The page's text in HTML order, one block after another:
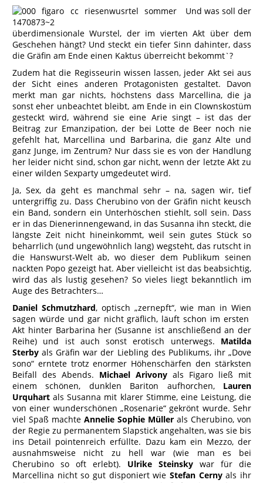
Und was soll der
überdimensionale Wurstel, der im vierten Akt über dem
Geschehen hängt? Und steckt ein tiefer Sinn dahinter, dass
die Gräfin am Ende einen Kaktus überreicht bekommt`?
Zudem hat die Regisseurin wissen lassen, jeder Akt sei aus
der Sicht eines anderen Protagonisten gestaltet. Davon
merkt man gar nichts, höchstens dass Marcellina, die ja
sonst eher unbeachtet bleibt, am Ende in ein Clownskostüm
gesteckt wird, während sie eine Arie singt – ist das der
Beitrag zur Emanzipation, der bei Lotte de Beer noch nie
gefehlt hat, Marcellina und Barbarina, die ganz Alte und
ganz Junge, im Zentrum? Nur dass sie es von der Handlung
her leider nicht sind, schon gar nicht, wenn der letzte Akt zu
einer wilden Sexparty umgedeutet wird.
Ja, Sex, da geht es manchmal sehr – na, sagen wir, tief
untergriffig zu. Dass Cherubino von der Gräfin nicht keusch
ein Band, sondern ein Unterhöschen stiehlt, soll sein. Dass
er in das Dienerinnengewand, in das Susanna ihn steckt, die
längste Zeit nicht hineinkommt, weil sein gutes Stück so
beharrlich (und ungewöhnlich lang) wegsteht, das rutscht in
die Hanswurst-Welt ab, wo dieser dem Publikum seinen
nackten Popo gezeigt hat. Aber vielleicht ist das beabsichtig,
wird das als lustig gesehen? So vieles liegt bekanntlich im
Auge des Betrachters…
Daniel Schmutzhard, optisch „zernepft“, wie man in Wien
sagen würde und gar nicht gräflich, läuft schon im ersten
Akt hinter Barbarina her (Susanne ist anschließend an der
Reihe) und ist auch sonst erotisch unterwegs. Matilda
Sterby als Gräfin war der Liebling des Publikums, ihr „Dove
sono“ erntete trotz enormer Höhenschärfen den stärksten
Beifall des Abends. Michael Arivony als Figaro ließ mit
einem schönen, dunklen Bariton aufhorchen, Lauren
Urquhart als Susanna mit klarer Stimme, eine Leistung, die
von einer wunderschönen „Rosenarie“ gekrönt wurde. Sehr
viel Spaß machte Annelie Sophie Müller als Cherubino, von
der Regie zu permanentem Slapstick angehalten, was sie bis
ins Detail pointenreich erfüllte. Dazu kam ein Mezzo, der
ausnahmsweise nicht zu hell war (wie man es bei
Cherubino so oft erlebt). Ulrike Steinsky war für die
Marcellina nicht so gut disponiert wie Stefan Cernyals ihr